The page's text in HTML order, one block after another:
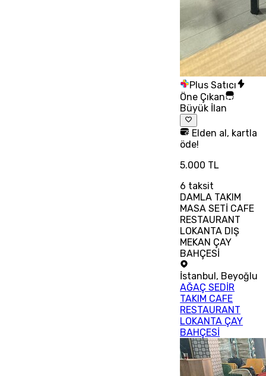
Plus Satıcı
Öne Çıkan
Büyük İlan
Elden al, kartla
öde!
5.000 TL
6 taksit
DAMLA TAKIM
MASA SETİ CAFE
RESTAURANT
LOKANTA DIŞ
MEKAN ÇAY
BAHÇESİ
İstanbul , Beyoğlu
AĞAÇ SEDİR
TAKIM CAFE
RESTAURANT
LOKANTA ÇAY
BAHÇESİ